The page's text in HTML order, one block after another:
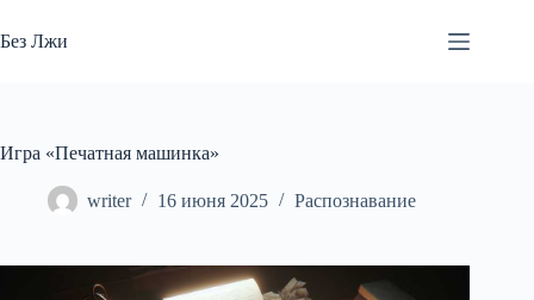
к
сути
Без Лжи
Игра «Печатная машинка»
writer 16 июня 2025 Распознавание